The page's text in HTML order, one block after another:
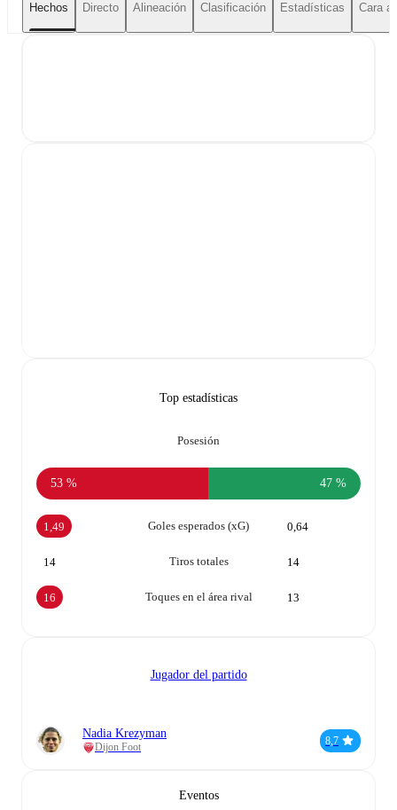
Hechos Directo Alineación Clasificación Estadísticas Cara a
Top estadísticas
Posesión
53 % 47 %
Goles esperados (xG)
1,49 0,64
Tiros totales
14 14
Toques en el área rival
16 13
Jugador del partido
Nadia Krezyman
Dijon Foot
8,7
Eventos